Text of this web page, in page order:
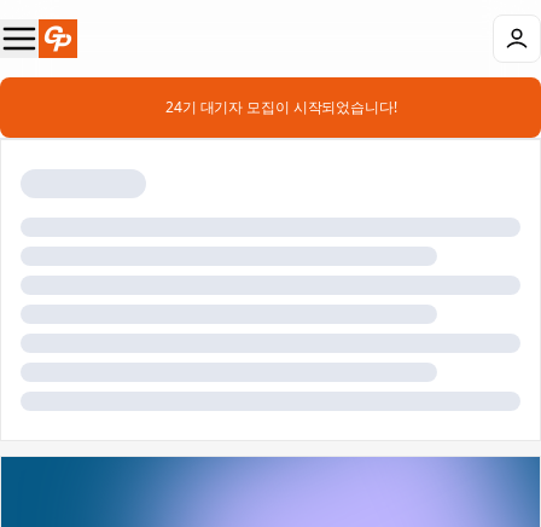
📣 24기 대기자 모집이 시작되었습니다!